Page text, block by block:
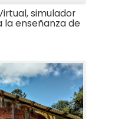
simulador
enseñanza de